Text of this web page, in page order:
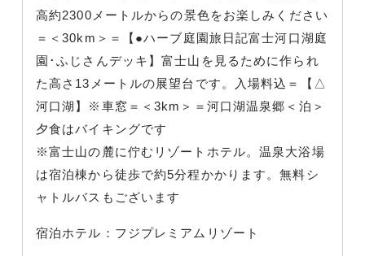
高約2300メートルからの景色をお楽しみください
＝＜30km＞＝【●ハーブ庭園旅日記富士河口湖庭
園･ふじさんデッキ】富士山を見るために作られ
た高さ13メートルの展望台です。入場料込＝【△
河口湖】※車窓＝＜3km＞＝河口湖温泉郷＜泊＞
夕食はバイキングです
※富士山の麓に佇むリゾートホテル。温泉大浴場
は宿泊棟から徒歩で約5分程かかります。無料シ
ャトルバスもございます
宿泊ホテル：フジプレミアムリゾート